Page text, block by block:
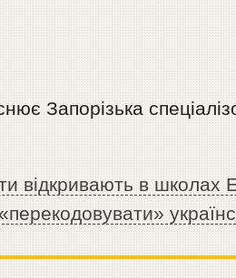
Запорізька
відкривають в школах